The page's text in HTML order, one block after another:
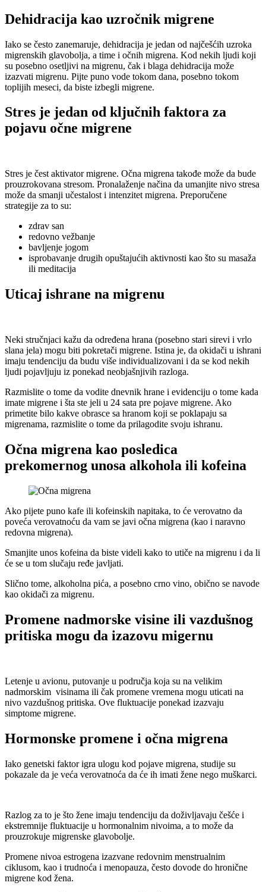
Dehidracija kao uzročnik migrene
Iako se često zanemaruje, dehidracija je jedan od najčešćih uzroka
migrenskih glavobolja, a time i očnih migrena. Kod nekih ljudi koji
su posebno osetljivi na migrenu, čak i blaga dehidracija može
izazvati migrenu. Pijte puno vode tokom dana, posebno tokom
toplijih meseci, da biste izbegli migrene.
Stres je jedan od ključnih faktora za
pojavu očne migrene
Stres je čest aktivator migrene. Očna migrena takođe može da bude
prouzrokovana stresom. Pronalaženje načina da umanjite nivo stresa
može da smanji učestalost i intenzitet migrena. Preporučene
strategije za to su:
zdrav san
redovno vežbanje
bavljenje jogom
isprobavanje drugih opuštajućih aktivnosti kao što su masaža
ili meditacija
Uticaj ishrane na migrenu
Neki stručnjaci kažu da određena hrana (posebno stari sirevi i vrlo
slana jela) mogu biti pokretači migrene. Istina je, da okidači u ishrani
imaju tendenciju da budu više individualizovani i da se kod nekih
ljudi pojavljuju iz ponekad neobjašnjivih razloga.
Razmislite o tome da vodite dnevnik hrane i evidenciju o tome kada
imate migrene i šta ste jeli u 24 sata pre pojave migrene. Ako
primetite bilo kakve obrasce sa hranom koji se poklapaju sa
migrenama, razmislite o tome da prilagodite svoju ishranu.
Očna migrena kao posledica
prekomernog unosa alkohola ili kofeina
Ako pijete puno kafe ili kofeinskih napitaka, to će verovatno da
poveća verovatnoću da vam se javi očna migrena (kao i naravno
redovna migrena).
Smanjite unos kofeina da biste videli kako to utiče na migrenu i da li
će se u tom slučaju ređe javljati.
Slično tome, alkoholna pića, a posebno crno vino, obično se navode
kao okidači za migrenu.
Promene nadmorske visine ili vazdušnog
pritiska mogu da izazovu migernu
Letenje u avionu, putovanje u područja koja su na velikim
nadmorskim visinama ili čak promene vremena mogu uticati na
nivo vazdušnog pritiska. Ove fluktuacije ponekad izazvaju
simptome migrene.
Hormonske promene i očna migrena
Iako genetski faktor igra ulogu kod pojave migrena, studije su
pokazale da je veća verovatnoća da će ih imati žene nego muškarci.
Razlog za to je što žene imaju tendenciju da doživljavaju češće i
ekstremnije fluktuacije u hormonalnim nivoima, a to može da
prouzrokuje migrenske glavobolje.
Promene nivoa estrogena izazvane redovnim menstrualnim
ciklusom, kao i trudnoća i menopauza, često dovode do hronične
migrene kod žena.